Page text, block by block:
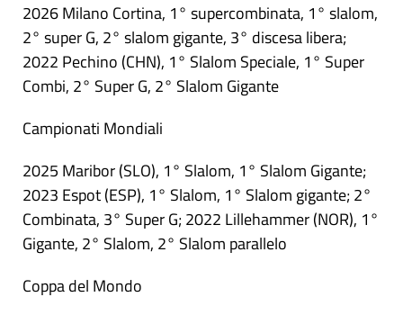
2026 Milano Cortina, 1° supercombinata, 1° slalom,
2° super G, 2° slalom gigante, 3° discesa libera;
2022 Pechino (CHN), 1° Slalom Speciale, 1° Super
Combi, 2° Super G, 2° Slalom Gigante
Campionati Mondiali
2025 Maribor (SLO), 1° Slalom, 1° Slalom Gigante;
2023 Espot (ESP), 1° Slalom, 1° Slalom gigante; 2°
Combinata, 3° Super G; 2022 Lillehammer (NOR), 1°
Gigante, 2° Slalom, 2° Slalom parallelo
Coppa del Mondo